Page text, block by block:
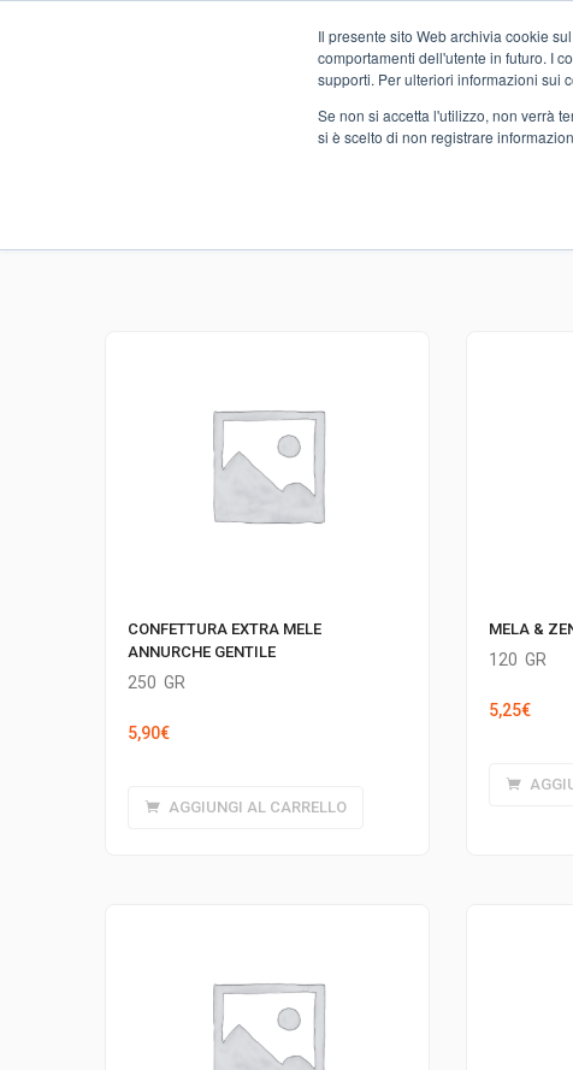
Il presente sito Web archivia cookie
comportamenti dell'utente in futuro. I
supporti. Per ulteriori informazioni sui
Se non si accetta l'utilizzo, non verrà
si è scelto di non registrare
Novità
Prodotti Premium
CONFETTURA EXTRA MELE
ANNURCHE GENTILE
250 GR
5,90€
AGGIUNGI AL CARRELLO
MELA &
120 GR
5,25€